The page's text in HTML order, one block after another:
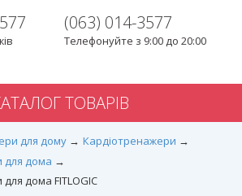
(063) 014-3577
Телефонуйте з 9:00 до 20:00
ТОВАРІВ
для дому
Кардіотренажери
для дома
для дома FITLOGIC